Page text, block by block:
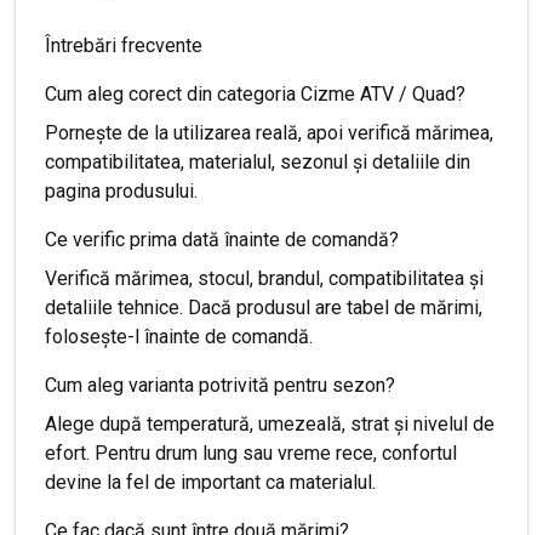
Întrebări frecvente
Cum aleg corect din categoria Cizme ATV / Quad?
Pornește de la utilizarea reală, apoi verifică mărimea,
compatibilitatea, materialul, sezonul și detaliile din
pagina produsului.
Ce verific prima dată înainte de comandă?
Verifică mărimea, stocul, brandul, compatibilitatea și
detaliile tehnice. Dacă produsul are tabel de mărimi,
folosește-l înainte de comandă.
Cum aleg varianta potrivită pentru sezon?
Alege după temperatură, umezeală, strat și nivelul de
efort. Pentru drum lung sau vreme rece, confortul
devine la fel de important ca materialul.
Ce fac dacă sunt între două mărimi?